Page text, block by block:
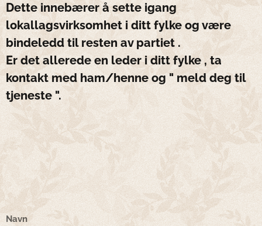
Dette innebærer å sette igang
lokallagsvirksomhet i ditt fylke og være
bindeledd til resten av partiet .
Er det allerede en leder i ditt fylke , ta
kontakt med ham/henne og " meld deg til
tjeneste ".
Navn